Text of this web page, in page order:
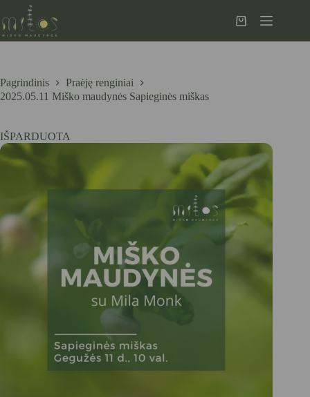
to
content
Krepšelis
Pagrindinis
Praėję renginiai
2025.05.11 Miško maudynės Sapieginės miškas
IŠPARDUOTA